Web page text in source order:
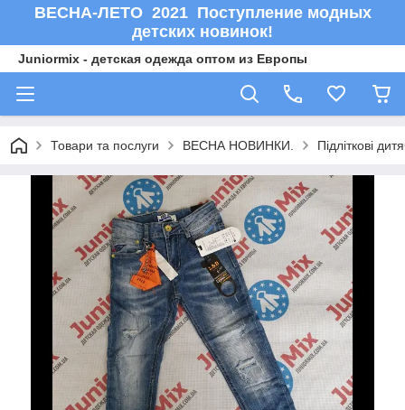
ВЕСНА-ЛЕТО 2021 Поступление модных
детских новинок!
Juniormix - детская одежда оптом из Европы
Товари та послуги ВЕСНА НОВИНКИ. Підліткові